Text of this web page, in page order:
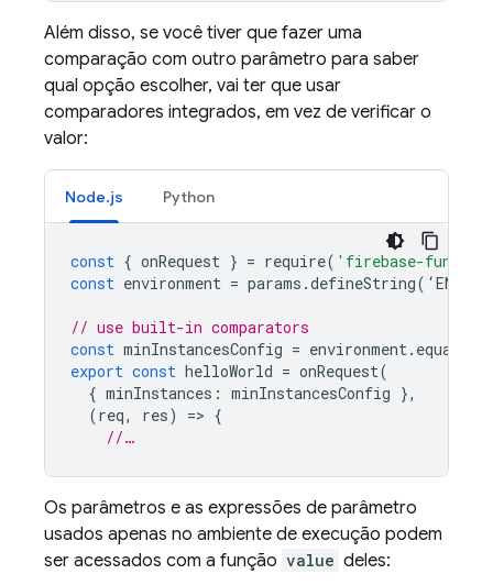
Além disso, se você tiver que fazer uma
comparação com outro parâmetro para saber
qual opção escolher, vai ter que usar
comparadores integrados, em vez de verificar o
valor:
Node.js Python
const { onRequest } = require( 'firebase-
const environment = params .defineString( ‘
// use built-in comparators
const minInstancesConfig = environment. equals
export const helloWorld = onRequest(
{ minInstances : minInstancesConfig },
(req, res) => {
//…
Os parâmetros e as expressões de parâmetro
usados apenas no ambiente de execução podem
ser acessados com a função value deles: